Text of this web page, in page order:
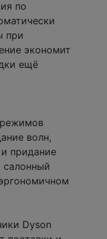
по
при
экономит
ещё
волн,
придание
салонный
Dyson